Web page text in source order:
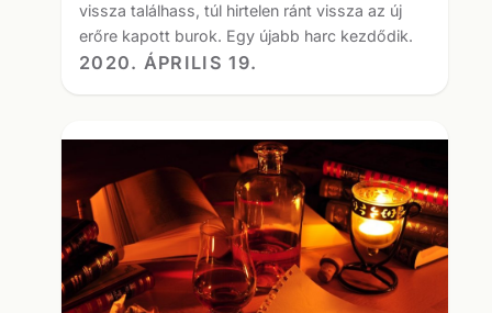
vissza találhass, túl hirtelen ránt vissza az új
erőre kapott burok. Egy újabb harc kezdődik.
2020. ÁPRILIS 19.